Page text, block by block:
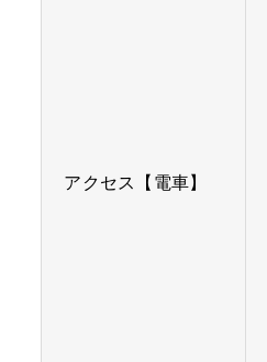
アクセス【電車】